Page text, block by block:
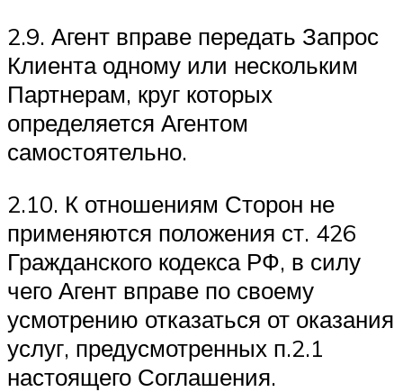
2.9. Агент вправе передать Запрос
Клиента одному или нескольким
Партнерам, круг которых
определяется Агентом
самостоятельно.
2.10. К отношениям Сторон не
применяются положения ст. 426
Гражданского кодекса РФ, в силу
чего Агент вправе по своему
усмотрению отказаться от оказания
услуг, предусмотренных п.2.1
настоящего Соглашения.